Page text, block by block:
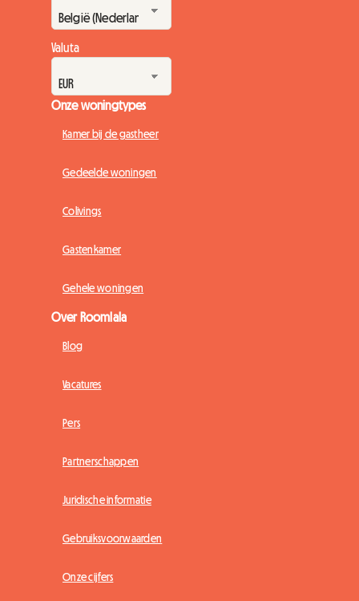
Valuta
Onze woningtypes
Kamer bij de gastheer
Gedeelde woningen
Colivings
Gastenkamer
Gehele woningen
Over Roomlala
Blog
Vacatures
Pers
Partnerschappen
Juridische informatie
Gebruiksvoorwaarden
Onze cijfers